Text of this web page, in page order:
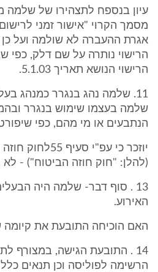
עיון בנספח לתצהירו של
מסמך הקרוי "אישור זמני
אגרת ההעברה לא שולמה ועל
הרישוי נותרה על שם דלק, כפי
הרישוי הנושא תאריך 5.1.03.
11. שלמה נהג בנגרר כמנהג
שלמה בעצמו שימוש בנגרר
הנתבעים או מי מהם, כפי
(להלן: "חוק חוזה הביטוח") - לא
13 . סוף דבר- שלמה היה
האירוע.
האם הוכיחה התובעת את קיומה
14 . התובעת הגישה, במצורף
הרשימה לפוליסה וכן תנאים